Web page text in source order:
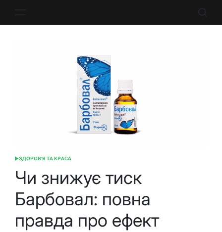
ОПУБЛІКУВАТИ
ЗДОРОВ'Я ТА КРАСА
Чи знижує тиск
Барбовал: повна
правда про ефект